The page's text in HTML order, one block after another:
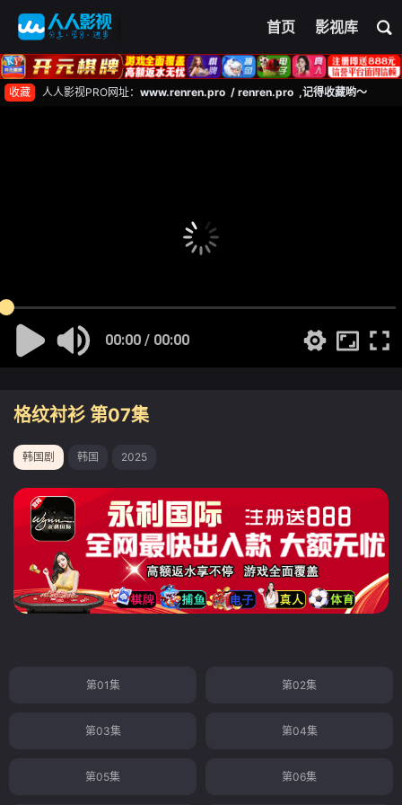
首页 影视库
收藏 人人影视PRO网址： www.renren.pro / renren.pro ,记得收藏哟～
00:00 / 00:00
格纹衬衫 第07集
韩国剧 韩国 2025
第01集 第02集
第03集 第04集
第05集 第06集